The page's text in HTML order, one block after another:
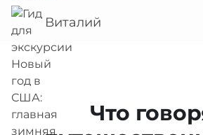
Виталий
Что